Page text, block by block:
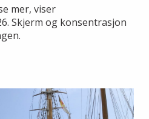
mer, viser
Skjerm og konsentrasjon